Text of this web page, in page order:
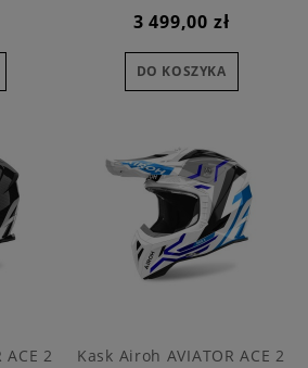
3 499,00 zł
DO KOSZYKA
ACE 2
Kask Airoh AVIATOR ACE 2